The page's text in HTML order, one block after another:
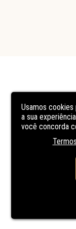
Usamos
a sua
você concorda